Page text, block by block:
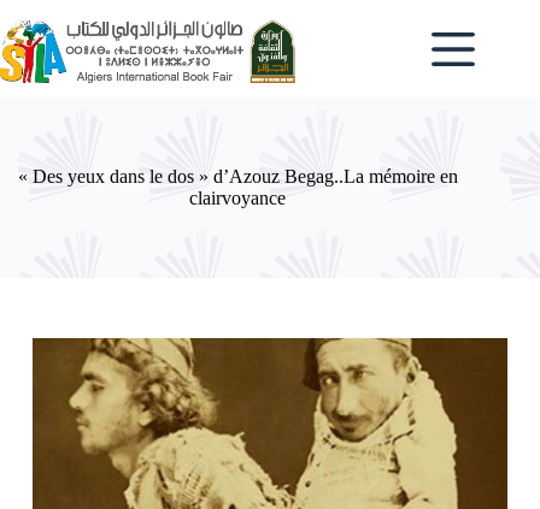
au
contenu
« Des yeux dans le dos » d’Azouz Begag..La mémoire en
clairvoyance